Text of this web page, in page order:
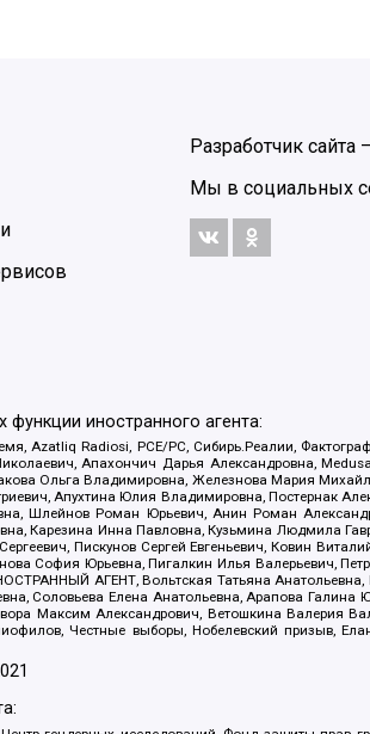
Разработчик сайта –
Мы в социальных
иностранного агента:
Azatliq Radiosi, PCE/PC, Сибирь.Реалии,
Апахончич Дарья Александровна,
Ольга Владимировна, Железнова Мария
Апухтина Юлия Владимировна, Постернак
Шлейнов Роман Юрьевич, Анин Роман
Карезина Инна Павловна, Кузьмина Людмила
Пискунов Сергей Евгеньевич, Ковин
София Юрьевна, Пигалкин Илья Валерьевич,
АГЕНТ, Вольтская Татьяна
Соловьева Елена Анатольевна, Арапова
Максим Александрович, Ветошкина Валерия
Честные выборы, Нобелевский призыв,